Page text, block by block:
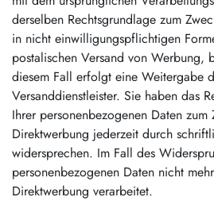
derselben Rechtsgrundlage zum
in nicht einwilligungspflichtigen
postalischen Versand von Werbung,
diesem Fall erfolgt eine Weitergabe
Versanddienstleister. Sie haben das
Ihrer personenbezogenen Daten zum
Direktwerbung jederzeit durch
widersprechen. Im Fall des
personenbezogenen Daten nicht
Direktwerbung verarbeitet.